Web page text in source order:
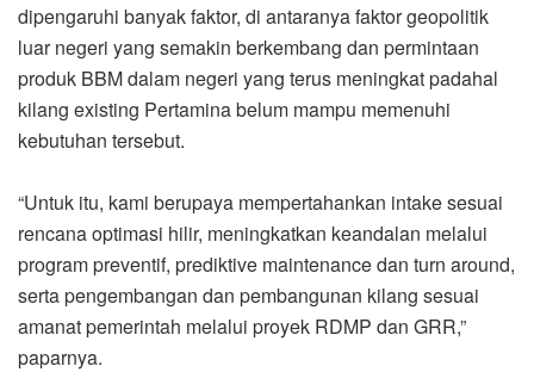
dipengaruhi banyak faktor, di antaranya faktor geopolitik
luar negeri yang semakin berkembang dan permintaan
produk BBM dalam negeri yang terus meningkat padahal
kilang existing Pertamina belum mampu memenuhi
kebutuhan tersebut.
“Untuk itu, kami berupaya mempertahankan intake sesuai
rencana optimasi hilir, meningkatkan keandalan melalui
program preventif, prediktive maintenance dan turn around,
serta pengembangan dan pembangunan kilang sesuai
amanat pemerintah melalui proyek RDMP dan GRR,”
paparnya.